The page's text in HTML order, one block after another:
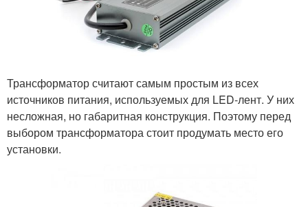
Трансформатор считают самым простым из всех
источников питания, используемых для LED-лент. У них
несложная, но габаритная конструкция. Поэтому перед
выбором трансформатора стоит продумать место его
установки.